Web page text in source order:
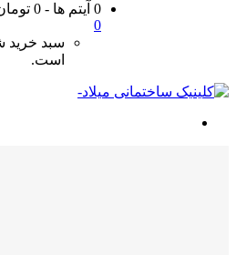
0 آیتم ها
-
0
0
سبد خرید
است.